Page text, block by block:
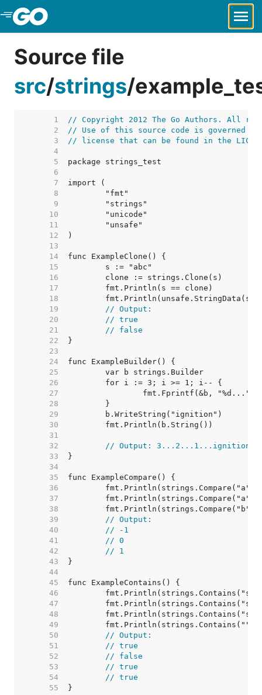
Skip to Main Content
Source file
src/strings/
     1
// Copyright 2012 The Go Authors. All
     2
// Use of this source code is governed by
     3
// license that can be found in the
     4
     5
     6
     7
     8
     9
    10
    11
    12
    13
    14
    15
    16
    17
    18
    19
// Output:
    20
// true
    21
// false
    22
    23
    24
    25
    26
    27
    28
    29
    30
    31
    32
// Output: 3...2...1...ignition
    33
    34
    35
    36
    37
    38
    39
// Output:
    40
// -1
    41
// 0
    42
// 1
    43
    44
    45
    46
    47
    48
    49
    50
// Output:
    51
// true
    52
// false
    53
// true
    54
// true
    55